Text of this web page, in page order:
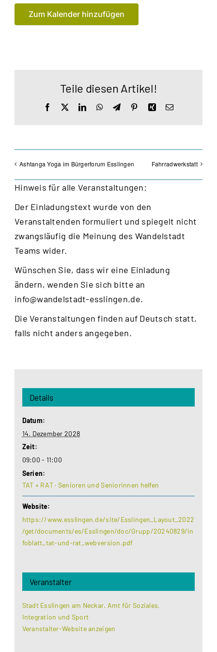
Zum Kalender hinzufügen
Teile diesen Artikel!
Facebook LinkedInWhatsApp
TelegramPinterestXingE-
Ashtanga Yoga im Bürgerforum Esslingen Fahrradwerkstatt
Hinweis für alle Veranstaltungen:
Der Einladungstext wurde von den
Veranstaltenden formuliert und spiegelt nicht
zwangsläufig die Meinung des Wandelstadt
Teams wider.
Wünschen Sie, dass wir eine Einladung
ändern, wenden Sie sich bitte an
info@wandelstadt-esslingen.de.
Die Veranstaltungen finden auf Deutsch statt,
falls nicht anders angegeben.
Details
Datum:
14. Dezember 2028
Zeit:
09:00 - 11:00
Serien:
TAT + RAT · Senioren und Seniorinnen helfen
Website:
https://www.esslingen.de/site/Esslingen_Layout_2022
/get/documents/es/Esslingen/doc/Grupp/20240829/in
foblatt_tat-und-rat_webversion.pdf
Veranstalter
Stadt Esslingen am Neckar. Amt für Soziales,
Integration und Sport
Veranstalter-Website anzeigen